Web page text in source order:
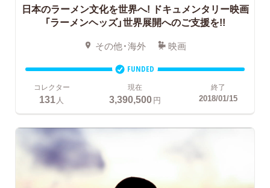
日本のラーメン文化を世界へ! ドキュメンタリー映画
「ラーメンヘッズ」世界展開へのご支援を!!
その他・海外 映画
FUNDED
コレクター
131 人
現在
3,390,500円
終了
2018/01/15